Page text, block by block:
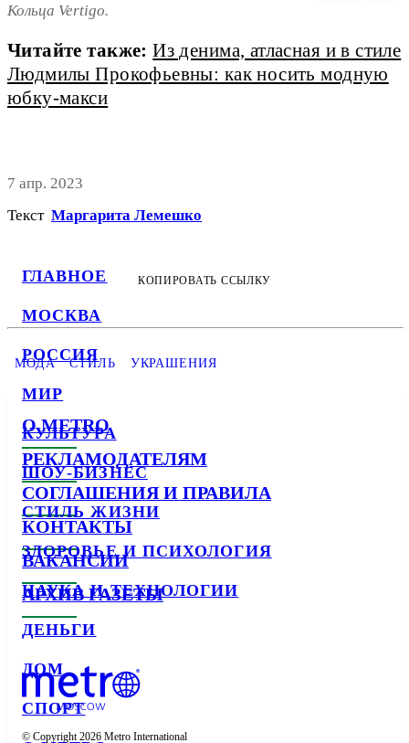
ГЛАВНОЕ
МОСКВА
РОССИЯ
МИР
КУЛЬТУРА
ШОУ-БИЗНЕС
СТИЛЬ ЖИЗНИ
ЗДОРОВЬЕ И ПСИХОЛОГИЯ
НАУКА И ТЕХНОЛОГИИ
ДЕНЬГИ
ДОМ
СПОРТ
Кольца Vertigo.
Читайте также: Из денима, атласная и в стиле
Людмилы Прокофьевны: как носить модную
юбку-макси
7 апр. 2023
Текст Маргарита Лемешко
КОПИРОВАТЬ ССЫЛКУ
МОДА СТИЛЬ УКРАШЕНИЯ
О METRO
РЕКЛАМОДАТЕЛЯМ
СОГЛАШЕНИЯ И ПРАВИЛА
КОНТАКТЫ
ВАКАНСИИ
АРХИВ ГАЗЕТЫ
© Copyright 2026 Metro International